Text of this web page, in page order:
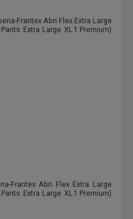
Frantex Abri Flex Extra Large
Extra Large XL1 Premium)
Frantex Abri Flex Extra Large
Extra Large XL1 Premium)